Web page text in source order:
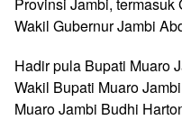
Wakil Gubernur Jambi
Hadir pula Bupati Muaro
Wakil Bupati Muaro
Muaro Jambi Budhi